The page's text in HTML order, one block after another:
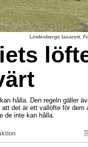
Lindesbergs lasarett.
hålla. Den regeln gäller
det är ett vallöfte för dem
de inte kan hålla.